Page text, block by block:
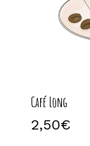
Café Long
2,50€